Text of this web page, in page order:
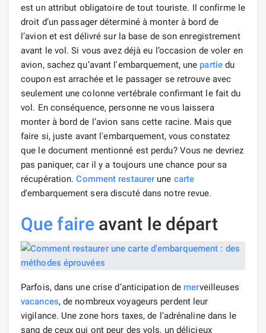
est un attribut obligatoire de tout touriste. Il confirme le
droit d’un passager déterminé à monter à bord de
l’avion et est délivré sur la base de son enregistrement
avant le vol. Si vous avez déjà eu l’occasion de voler en
avion, sachez qu’avant l'embarquement, une partiedu
coupon est arrachée et le passager se retrouve avec
seulement une colonne vertébrale confirmant le fait du
vol. En conséquence, personne ne vous laissera
monter à bord de l’avion sans cette racine. Mais que
faire si, juste avant l'embarquement, vous constatez
que le document mentionné est perdu? Vous ne devriez
pas paniquer, car il y a toujours une chance pour sa
récupération.Comment restaurer une carte
d'embarquement sera discuté dans notre revue.
Que faireavant le départ
Parfois, dans une crise d’anticipation de merveilleuses
vacances, de nombreux voyageurs perdent leur
vigilance. Une zone hors taxes, de l’adrénaline dans le
sang de ceux qui ont peur des vols, un délicieux